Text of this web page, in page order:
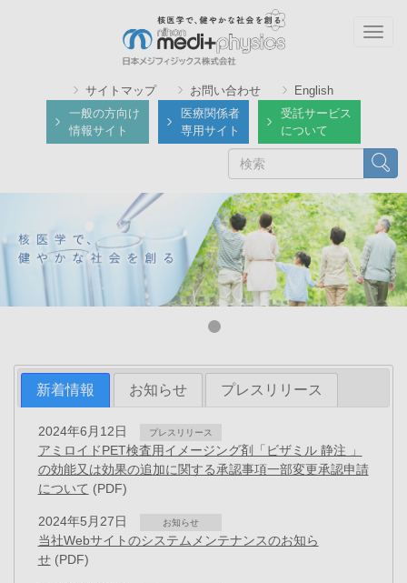
サイトマップ お問い合わせ
English
一般の方向け
情報サイト
医療関係者
専用サイト
受託サービス
について
検索
新着情報 お知らせ プレスリリース
2024年6月12日 プレスリリース
アミロイドPET検査用イメージング剤「ビザミル 静注 」
の効能又は効果の追加に関する承認事項一部変更承認申請
について (PDF)
2024年5月27日 お知らせ
当社Webサイトのシステムメンテナンスのお知ら
せ(PDF)